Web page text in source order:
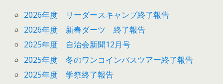
2026年度 リーダースキャンプ終了報告
2026年度 新春ダーツ 終了報告
2025年度 自治会新聞12月号
2025年度 冬のワンコインバスツアー終了報告
2025年度 学祭終了報告